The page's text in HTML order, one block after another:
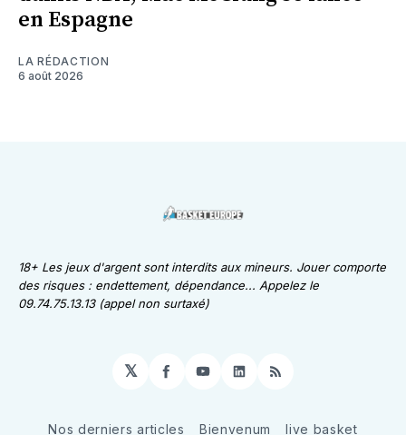
en Espagne
LA RÉDACTION
6 août 2026
18+ Les jeux d'argent sont interdits aux mineurs. Jouer comporte
des risques : endettement, dépendance... Appelez le
09.74.75.13.13 (appel non surtaxé)
𝕏 Facebook
YouTube
LinkedIn
RSS
Nos derniers articles Bienvenum live basket